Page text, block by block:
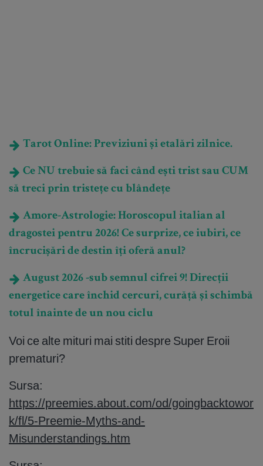
Tarot Online: Previziuni și etalări zilnice.
Ce NU trebuie să faci când ești trist sau CUM
să treci prin tristețe cu blândețe
Amore-Astrologie: Horoscopul italian al
dragostei pentru 2026! Ce surprize, ce iubiri, ce
încrucișări de destin îți oferă anul?
August 2026 -sub semnul cifrei 9! Direcții
energetice care închid cercuri, curăță și schimbă
totul înainte de un nou ciclu
Voi ce alte mituri mai stiti despre Super Eroii
prematuri?
Sursa:
https://preemies.about.com/od/goingbacktowor
k/fl/5-Preemie-Myths-and-
Misunderstandings.htm